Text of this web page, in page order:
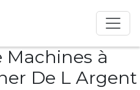
Machines à
De L Argent